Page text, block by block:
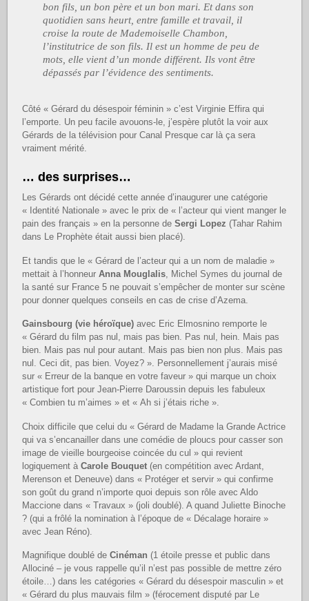
bon fils, un bon père et un bon mari. Et dans son
quotidien sans heurt, entre famille et travail, il
croise la route de Mademoiselle Chambon,
l’institutrice de son fils. Il est un homme de peu de
mots, elle vient d’un monde différent. Ils vont être
dépassés par l’évidence des sentiments.
Côté « Gérard du désespoir féminin » c’est Virginie Effira qui
l’emporte. Un peu facile avouons-le, j’espère plutôt la voir aux
Gérards de la télévision pour Canal Presque car là ça sera
vraiment mérité.
… des surprises…
Les Gérards ont décidé cette année d’inaugurer une catégorie
« Identité Nationale » avec le prix de « l’acteur qui vient manger le
pain des français » en la personne de Sergi Lopez (Tahar Rahim
dans Le Prophète était aussi bien placé).
Et tandis que le « Gérard de l’acteur qui a un nom de maladie »
mettait à l’honneurAnna Mouglalis , Michel Symes du journal de
la santé sur France 5 ne pouvait s’empêcher de monter sur scène
pour donner quelques conseils en cas de crise d’Azema.
Gainsbourg (vie héroïque)avec Eric Elmosnino remporte le
« Gérard du film pas nul, mais pas bien. Pas nul, hein. Mais pas
bien. Mais pas nul pour autant. Mais pas bien non plus. Mais pas
nul. Ceci dit, pas bien. Voyez? ». Personnellement j’aurais misé
sur « Erreur de la banque en votre faveur » qui marque un choix
artistique fort pour Jean-Pierre Daroussin depuis les fabuleux
« Combien tu m’aimes » et « Ah si j’étais riche ».
Choix difficile que celui du « Gérard de Madame la Grande Actrice
qui va s’encanailler dans une comédie de ploucs pour casser son
image de vieille bourgeoise coincée du cul » qui revient
logiquement àCarole Bouquet (en compétition avec Ardant,
Merenson et Deneuve) dans « Protéger et servir » qui confirme
son goût du grand n’importe quoi depuis son rôle avec Aldo
Maccione dans « Travaux » (joli doublé). A quand Juliette Binoche
? (qui a frôlé la nomination à l’époque de « Décalage horaire »
avec Jean Réno).
Magnifique doublé deCinéman (1 étoile presse et public dans
Allociné – je vous rappelle qu’il n’est pas possible de mettre zéro
étoile…) dans les catégories « Gérard du désespoir masculin » et
« Gérard du plus mauvais film » (férocement disputé par Le